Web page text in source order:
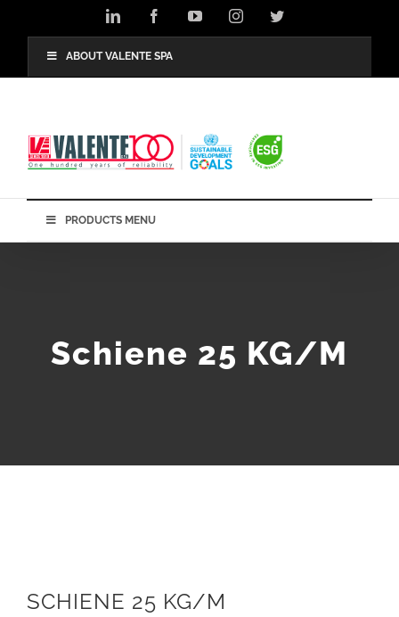
LinkedIn FacebookYouTubeInstagramTwitter
ABOUT VALENTE SPA
PRODUCTS MENU
Schiene 25 KG/M
SCHIENE 25 KG/M